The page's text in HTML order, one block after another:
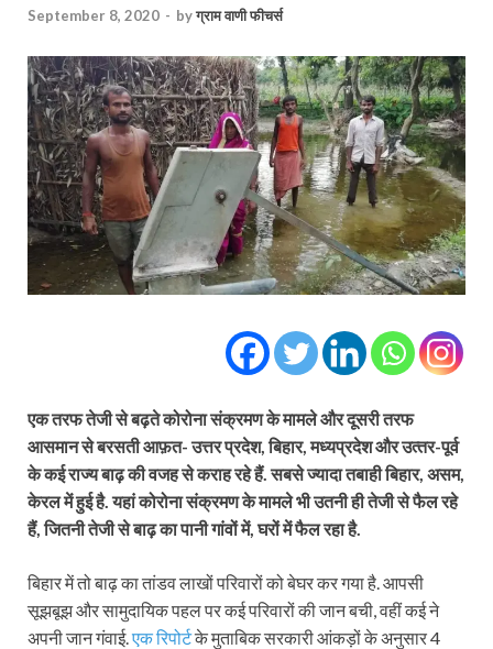
September 8, 2020 - byग्राम वाणी फीचर्स
एक तरफ तेजी से बढ़ते कोरोना संक्रमण के मामले और दूसरी तरफ
आसमान से बरसती आफ़त- उत्तर प्रदेश, बिहार, मध्यप्रदेश और उत्‍तर-पूर्व
के कई राज्य बाढ़ की वजह से कराह रहे हैं. सबसे ज्यादा तबाही बिहार, असम,
केरल में हुई है. यहां कोरोना संक्रमण के मामले भी उतनी ही तेजी से फैल रहे
हैं, जितनी तेजी से बाढ़ का पानी गांवों में, घरों में फैल रहा है.
बिहार में तो बाढ़ का तांडव लाखों परिवारों को बेघर कर गया है. आपसी
सूझबूझ और सामुदायिक पहल पर कई परिवारों की जान बची, वहीं कई ने
अपनी जान गंवाई.एक रिपोर्टके मुताबिक सरकारी आंकड़ों के अनुसार 4